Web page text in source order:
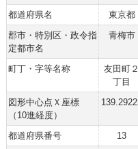
都道府県名
東京都
郡市・特別区・政令指
定都市名
青梅市
町丁・字等名称
友田町２
丁目
図形中心点Ｘ座標
（10進経度）
都道府県番号 13